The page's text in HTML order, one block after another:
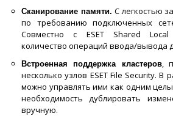
Сканирование памяти.С легкостью
по требованию подключенных
Совместно с ESET Shared Local
количество операций ввода/вывода
Встроенная поддержка кластеров,
несколько узлов ESET File Security. В
можно управлять ими как одним
необходимость дублировать
вручную.